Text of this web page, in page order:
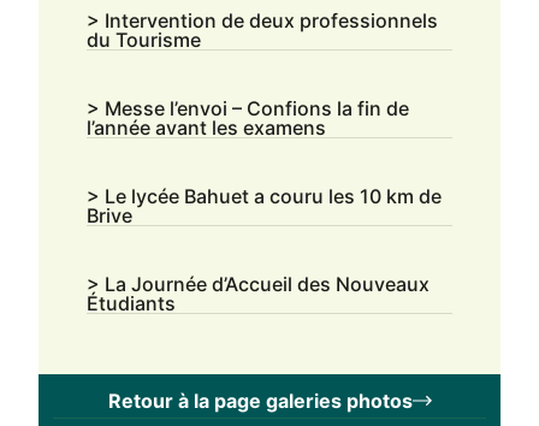
> Intervention de deux professionnels
du Tourisme
> Messe l’envoi – Confions la fin de
l’année avant les examens
> Le lycée Bahuet a couru les 10 km de
Brive
> La Journée d’Accueil des Nouveaux
Étudiants
Retour à la page galeries photos